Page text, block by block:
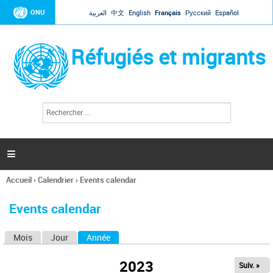
Jump to navigation
ONU العربية 中文 English Français Русский Español
Réfugiés et migrants
l
c
h
e

Vous
ici
Accueil›Calendrier› Events calendar
Events calendar
Mois Jour Année
2023 Suiv. »